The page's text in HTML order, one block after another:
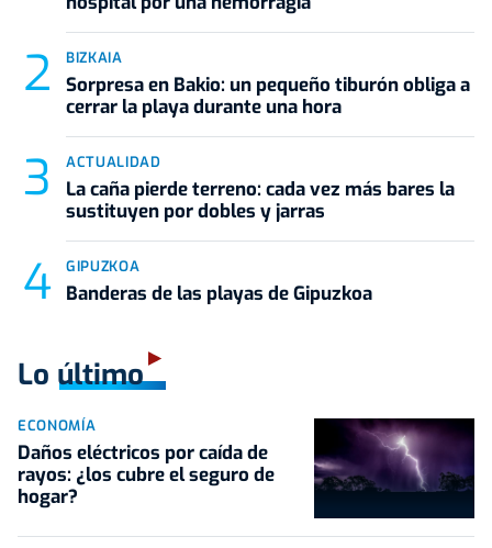
BIZKAIA
Sorpresa en Bakio: un pequeño tiburón obliga a
cerrar la playa durante una hora
ACTUALIDAD
La caña pierde terreno: cada vez más bares la
sustituyen por dobles y jarras
GIPUZKOA
Banderas de las playas de Gipuzkoa
Lo último
ECONOMÍA
Daños eléctricos por caída de
rayos: ¿los cubre el seguro de
hogar?